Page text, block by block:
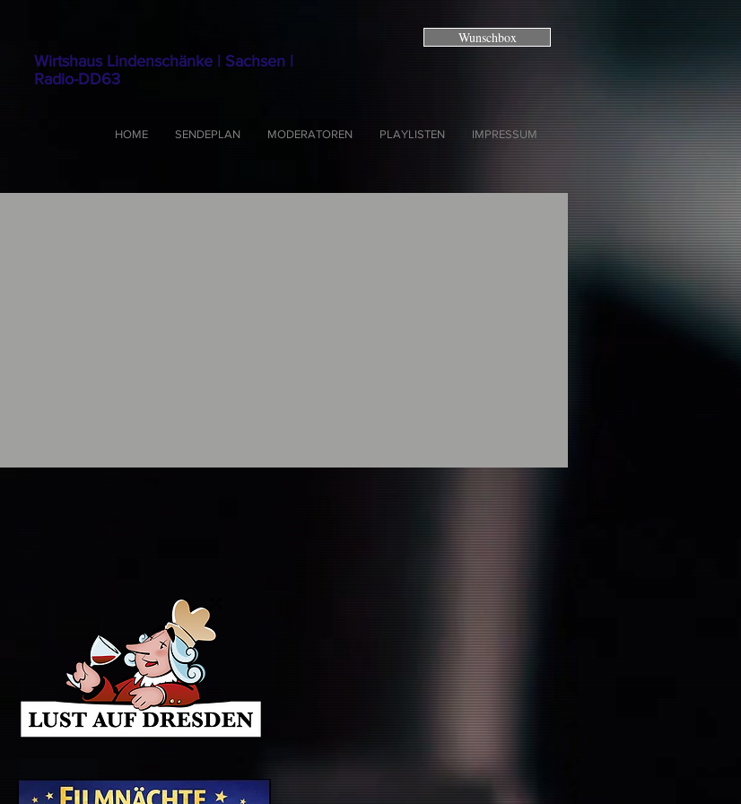
Wirtshaus Lindenschänke | Sachsen |
Radio-DD63
Wunschbox
HOME SENDEPLAN MODERATOREN PLAYLISTEN IMPRESSUM